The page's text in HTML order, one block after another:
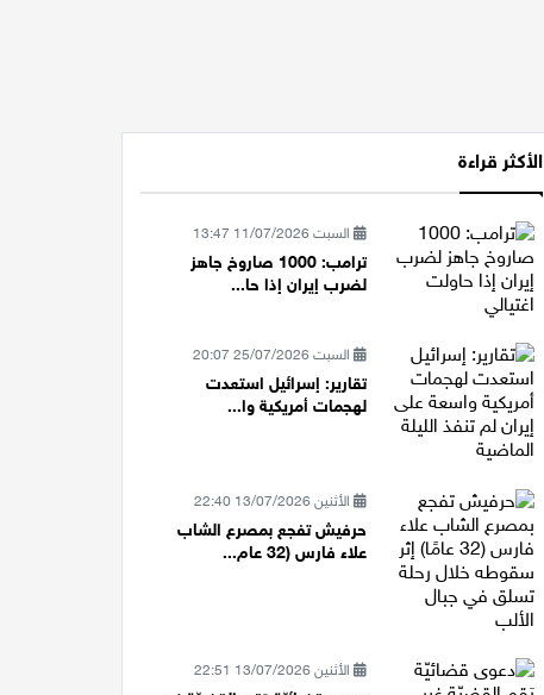
الأكثر قراءة
السبت 11/07/2026 13:47
ترامب: 1000 صاروخ جاهز
لضرب إيران إذا حا...
السبت 25/07/2026 20:07
تقارير: إسرائيل استعدت
لهجمات أمريكية وا...
الأثنين 13/07/2026 22:40
حرفيش تفجع بمصرع الشاب
علاء فارس (32 عام...
الأثنين 13/07/2026 22:51